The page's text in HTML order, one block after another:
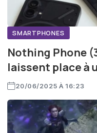
SMARTPHONES
Nothing Phone
laissent place à
20/06/2025 À 16:23